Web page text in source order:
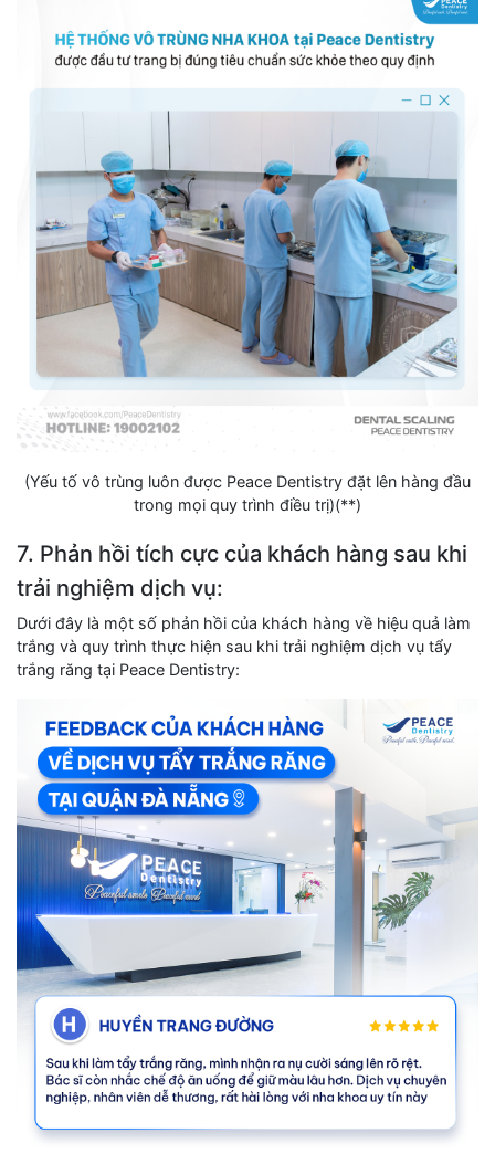
(Yếu tố vô trùng luôn được Peace Dentistry đặt lên hàng đầu
trong mọi quy trình điều trị)(**)
7. Phản hồi tích cực của khách hàng sau khi
trải nghiệm dịch vụ:
Dưới đây là một số phản hồi của khách hàng về hiệu quả làm
trắng và quy trình thực hiện sau khi trải nghiệm dịch vụ tẩy
trắng răng tại Peace Dentistry: